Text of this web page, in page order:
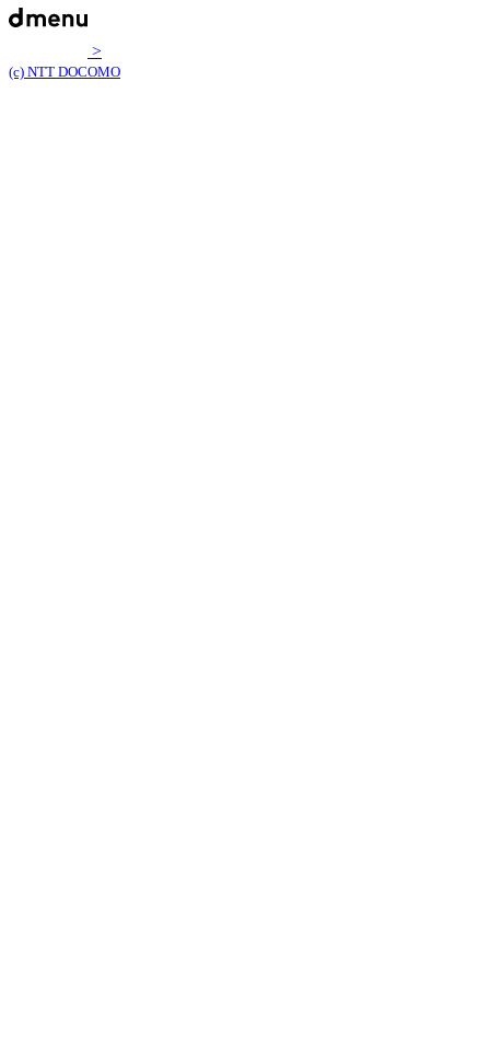
>
(c) NTT DOCOMO